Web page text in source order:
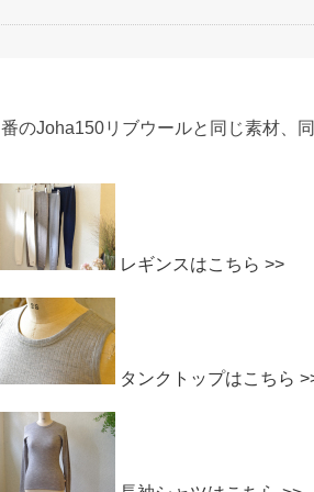
のJoha150リブウールと同じ素材、
レギンスはこちら >>
タンクトップはこちら